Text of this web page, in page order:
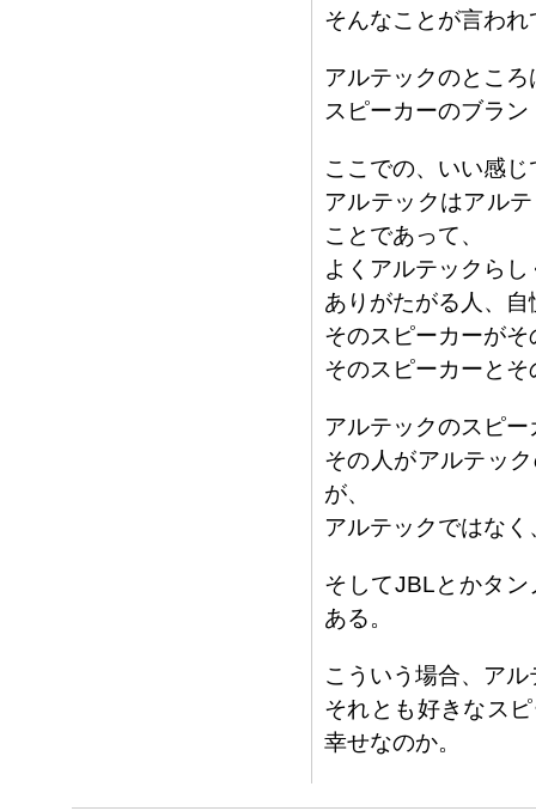
そんなことが言われ
アルテックのとこ
スピーカーのブラ
ここでの、いい感
アルテックはアル
ことであって、
よくアルテックら
ありがたがる人、
そのスピーカーが
そのスピーカーと
アルテックのスピ
その人がアルテッ
が、
アルテックではな
そしてJBLとかタ
ある。
こういう場合、ア
それとも好きなス
幸せなのか。